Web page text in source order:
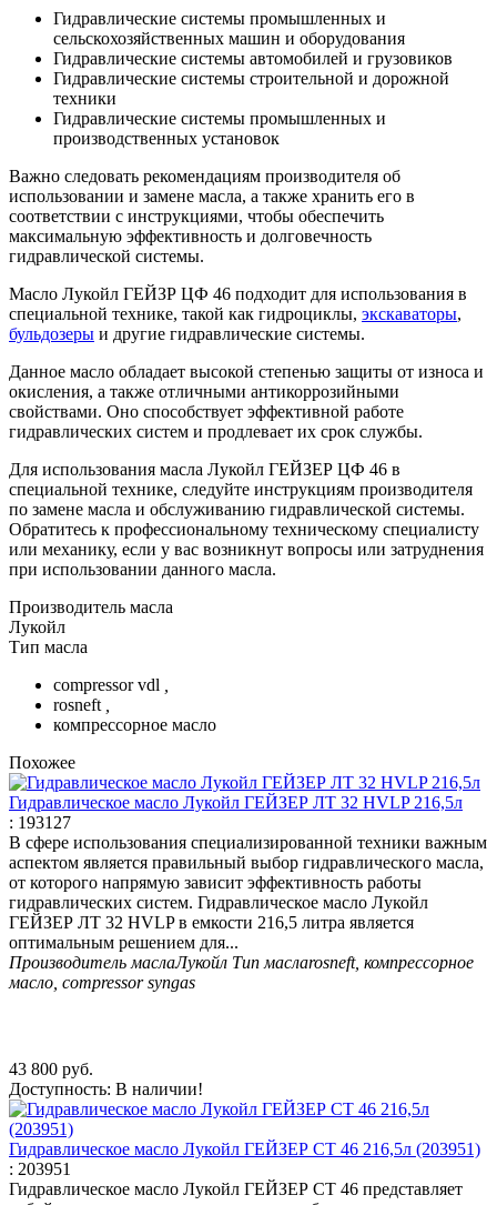
Гидравлические системы промышленных и
сельскохозяйственных машин и оборудования
Гидравлические системы автомобилей и грузовиков
Гидравлические системы строительной и дорожной
техники
Гидравлические системы промышленных и
производственных установок
Важно следовать рекомендациям производителя об
использовании и замене масла, а также хранить его в
соответствии с инструкциями, чтобы обеспечить
максимальную эффективность и долговечность
гидравлической системы.
Масло Лукойл ГЕЙЗР ЦФ 46 подходит для использования в
специальной технике, такой как гидроциклы, экскаваторы,
бульдозеры и другие гидравлические системы.
Данное масло обладает высокой степенью защиты от износа и
окисления, а также отличными антикоррозийными
свойствами. Оно способствует эффективной работе
гидравлических систем и продлевает их срок службы.
Для использования масла Лукойл ГЕЙЗЕР ЦФ 46 в
специальной технике, следуйте инструкциям производителя
по замене масла и обслуживанию гидравлической системы.
Обратитесь к профессиональному техническому специалисту
или механику, если у вас возникнут вопросы или затруднения
при использовании данного масла.
Производитель масла
Лукойл
Тип масла
compressor vdl
rosneft
компрессорное масло
Похожее
Гидравлическое масло Лукойл ГЕЙЗЕР ЛТ 32 HVLP 216,5л
: 193127
В сфере использования специализированной техники важным
аспектом является правильный выбор гидравлического масла,
от которого напрямую зависит эффективность работы
гидравлических систем. Гидравлическое масло Лукойл
ГЕЙЗЕР ЛТ 32 HVLP в емкости 216,5 литра является
оптимальным решением для...
Производитель маслаЛукойл Тип маслаrosneft, компрессорное
масло, compressor syngas
43 800 руб.
Доступность: В наличии!
Гидравлическое масло Лукойл ГЕЙЗЕР СТ 46 216,5л (203951)
: 203951
Гидравлическое масло Лукойл ГЕЙЗЕР СТ 46 представляет